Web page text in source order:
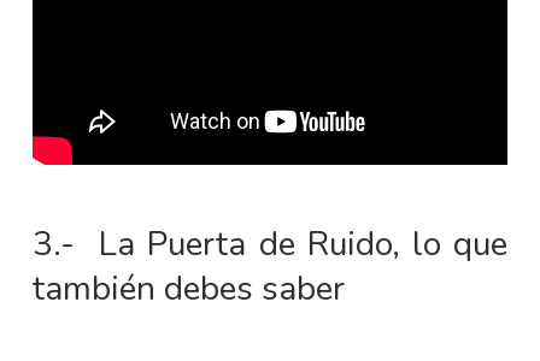
3.- La Puerta de Ruido, lo que
también debes saber